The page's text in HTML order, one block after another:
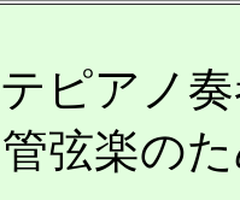
ピアノ
弦楽の